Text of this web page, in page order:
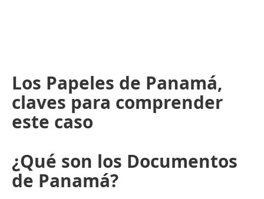
Los Papeles de Panamá,
claves para comprender
este caso
¿Qué son los Documentos
de Panamá?